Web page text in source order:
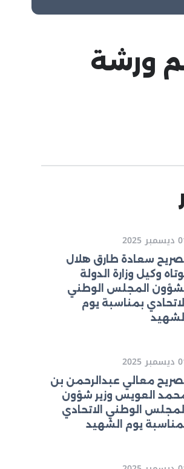
ورشة
2025
سعادة طارق هلال
وكيل وزارة الدولة
المجلس الوطني
الاتحادي بمناسبة يوم
الشهيد
2025
معالي عبدالرحمن بن
العويس وزير شؤون
المجلس الوطني الاتحادي
يوم الشهيد